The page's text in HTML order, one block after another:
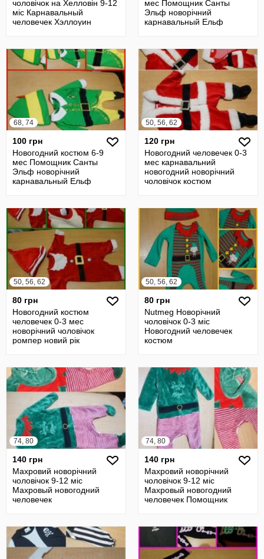
чоловічок на Хелловін 9-12
міс Карнавальный
человечек Хэллоуин
мес Помощник Санты
Эльф новорічний
карнавальный Ельф
68, 74
100 грн
Новогодний костюм 6-9
мес Помощник Санты
Эльф новорічний
карнавальный Ельф
50, 56, 62
120 грн
Новогодний человечек 0-3
мес карнавальний
новогодний новорічний
чоловічок костюм
50, 56, 62
80 грн
Новогодний костюм
человечек 0-3 мес
новорічний чоловічок
ромпер новий рік
50, 56, 62
80 грн
Nutmeg Новорічний
чоловічок 0-3 міс
Новогодний человечек
костюм
74, 80
140 грн
Махровий новорічний
чоловічок 9-12 міс
Махровый новогодний
человечек
74, 80
140 грн
Махровий новорічний
чоловічок 9-12 міс
Махровый новогодний
человечек Помощник